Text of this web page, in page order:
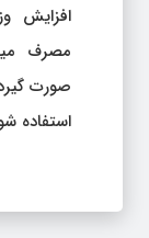
افزایش
مصرف
صورت
استفاده